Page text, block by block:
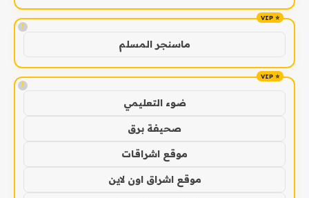
!
ماسنجر المسلم
!
ضوء التعليمي
صحيفة برق
موقع اشراقات
موقع اشراق اون لاين